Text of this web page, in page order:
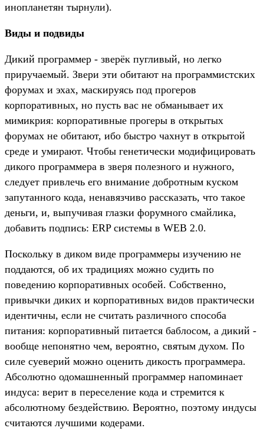
инопланетян тырнули).
Виды и подвиды
Дикий программер - зверёк пугливый, но легко
приручаемый. Звери эти обитают на программистских
форумах и эхах, маскируясь под прогеров
корпоративных, но пусть вас не обманывает их
мимикрия: корпоративные прогеры в открытых
форумах не обитают, ибо быстро чахнут в открытой
среде и умирают. Чтобы генетически модифицировать
дикого программера в зверя полезного и нужного,
следует привлечь его внимание добротным куском
запутанного кода, ненавязчиво рассказать, что такое
деньги, и, выпучивая глазки форумного смайлика,
добавить подпись: ERP системы в WEB 2.0.
Поскольку в диком виде программеры изучению не
поддаются, об их традициях можно судить по
поведению корпоративных особей. Собственно,
привычки диких и корпоративных видов практически
идентичны, если не считать различного способа
питания: корпоративный питается баблосом, а дикий -
вообще непонятно чем, вероятно, святым духом. По
силе суеверий можно оценить дикость программера.
Абсолютно одомашненный программер напоминает
индуса: верит в переселение кода и стремится к
абсолютному бездействию. Вероятно, поэтому индусы
считаются лучшими кодерами.